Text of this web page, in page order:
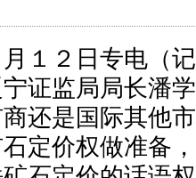
２日专电（记
证监局局长潘
还是国际其他
定价权做准备